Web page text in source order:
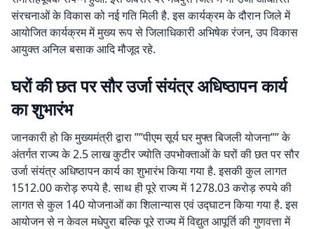
संरचनाओं के विकास को नई गति मिली है. इस कार्यक्रम के दौरान जिले में
आयोजित कार्यक्रम में मुख्य रूप से जिलाधिकारी अभिषेक रंजन, उप विकास
आयुक्त अनिल बसाक आदि मौजूद रहे.
घरों की छत पर सौर उर्जा संयंत्र अधिष्ठापन कार्य
का शुभारंभ
जानकारी हो कि मुख्यमंत्री द्वारा ””पीएम सूर्य घर मुफ्त बिजली योजना”” के
अंतर्गत राज्य के 2.5 लाख कुटीर ज्योति उपभोक्ताओं के घरों की छत पर सौर
उर्जा संयंत्र अधिष्ठापन कार्य का शुभारंभ किया गया है. इसकी कुल लागत
1512.00 करोड़ रुपये है. साथ ही पूरे राज्य में 1278.03 करोड़ रुपये की
लागत से कुल 140 योजनाओं का शिलान्यास एवं उद्घाटन किया गया है. इस
आयोजन से न केवल मधेपुरा बल्कि पूरे राज्य में विद्युत आपूर्ति की गुणवत्ता में